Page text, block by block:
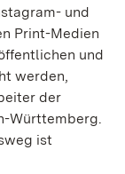
und
Print-Medien
und
werden,
der
Württemberg.
ist